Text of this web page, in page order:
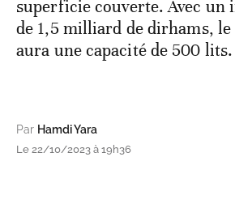
superficie couverte. Avec un
de 1,5 milliard de dirhams, le
aura une capacité de 500 lits.
Par Hamdi Yara
Le 22/10/2023 à 19h36